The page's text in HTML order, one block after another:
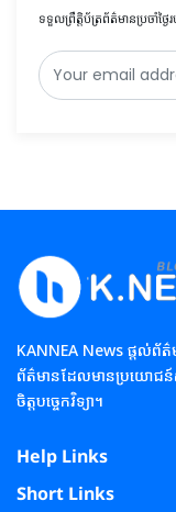
ទទួលព្រឹត្តិប័ត្រព័ត៌មានប្រចាំថ្
KANNEA News ផ្តល់ព័ត៌ម
ព័ត៌មានដែលមានប្រយោជន៍ស
ចិត្តបច្ចេកវិទ្យា។
Help Links
Short Links